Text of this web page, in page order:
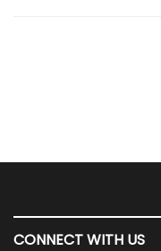
CONNECT WITH US